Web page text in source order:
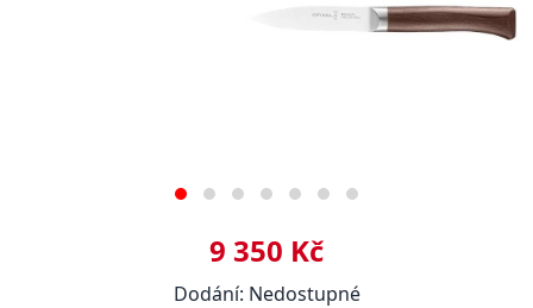
9 350 Kč
Dodání: Nedostupné